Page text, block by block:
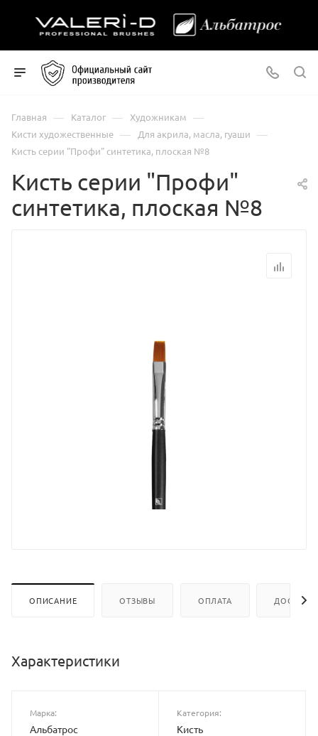
Главная — Каталог — Художникам —
Кисти художественные — Для акрила, масла, гуаши —
Кисть серии "Профи" синтетика, плоская №8
Кисть серии "Профи"
синтетика, плоская №8
ОПИСАНИЕ ОТЗЫВЫ ОПЛАТА
Характеристики
Марка:
Альбатрос
Категория:
Кисть